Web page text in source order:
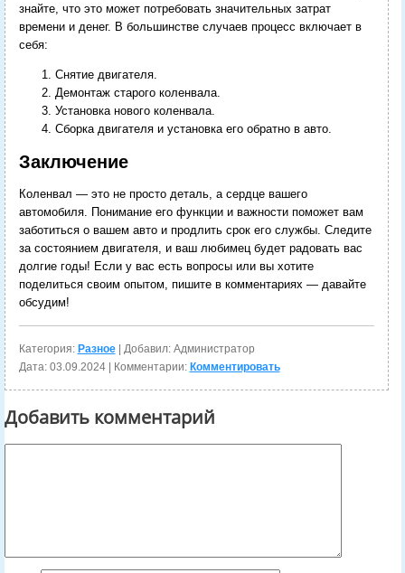
знайте, что это может потребовать значительных затрат
времени и денег. В большинстве случаев процесс включает в
себя:
Снятие двигателя.
Демонтаж старого коленвала.
Установка нового коленвала.
Сборка двигателя и установка его обратно в авто.
Заключение
Коленвал — это не просто деталь, а сердце вашего
автомобиля. Понимание его функции и важности поможет вам
заботиться о вашем авто и продлить срок его службы. Следите
за состоянием двигателя, и ваш любимец будет радовать вас
долгие годы! Если у вас есть вопросы или вы хотите
поделиться своим опытом, пишите в комментариях — давайте
обсудим!
Категория: Разное| Добавил: Администратор
Дата: 03.09.2024| Комментарии: Комментировать
Добавить комментарий